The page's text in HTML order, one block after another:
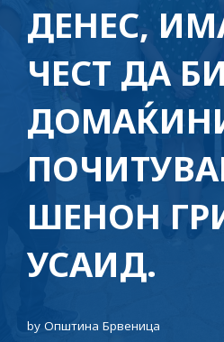
ДЕНЕС,
ЧЕСТ ДА
ШЕНОН
УСАИД.
by Општина Брвеница